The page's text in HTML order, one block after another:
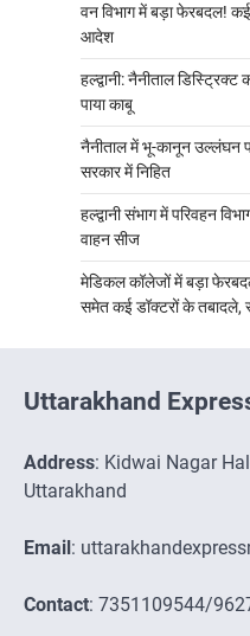
वन विभाग में बड़ा फेरबदल!
आदेश
हल्द्वानी: नैनीताल
पाया काबू
नैनीताल में भू-कानून उल्लंघन पर
सरकार में निहित
हल्द्वानी संभाग में परिवहन
वाहन सीज
मेडिकल कॉलेजों में बड़ा
समेत कई डॉक्टरों के तबादले,
Uttarakhand
Address: Kidwai Nagar
Uttarakhand
Email:
Contact: 7351109544/